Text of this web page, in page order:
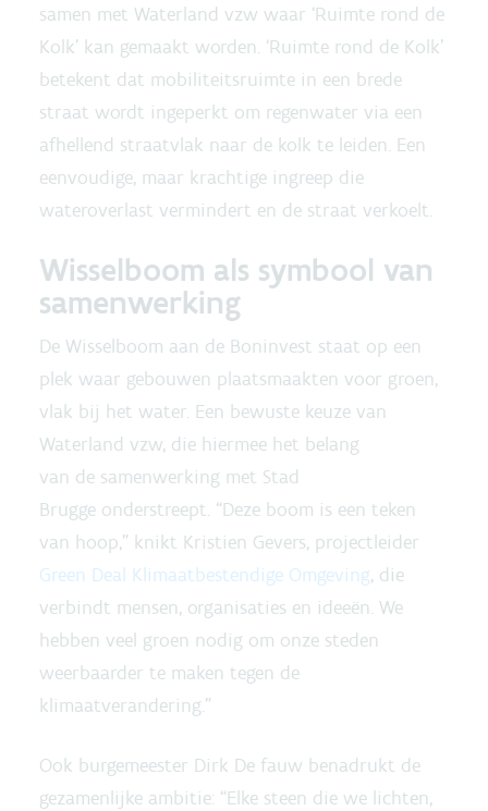
samen met Waterland vzw waar ‘Ruimte rond de
Kolk’ kan gemaakt worden. ‘Ruimte rond de Kolk’
betekent dat mobiliteitsruimte in een brede
straat wordt ingeperkt om regenwater via een
afhellend straatvlak naar de kolk te leiden. Een
eenvoudige, maar krachtige ingreep die
wateroverlast vermindert en de straat verkoelt.
Wisselboom als symbool van
samenwerking
De Wisselboom aan de Boninvest staat op een
plek waar gebouwen plaatsmaakten voor groen,
vlak bij het water. Een bewuste keuze van
Waterland vzw, die hiermee het belang
van de samenwerking met Stad
Brugge onderstreept. “Deze boom is een teken
van hoop,” knikt Kristien Gevers, projectleider
Green Deal Klimaatbestendige Omgeving, die
verbindt mensen, organisaties en ideeën. We
hebben veel groen nodig om onze steden
weerbaarder te maken tegen de
klimaatverandering.”
Ook burgemeester Dirk De fauw benadrukt de
gezamenlijke ambitie: “Elke steen die we lichten,